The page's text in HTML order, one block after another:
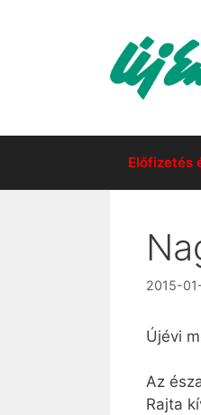
Előfizetés
2015-
Újévi
Az
Rajta